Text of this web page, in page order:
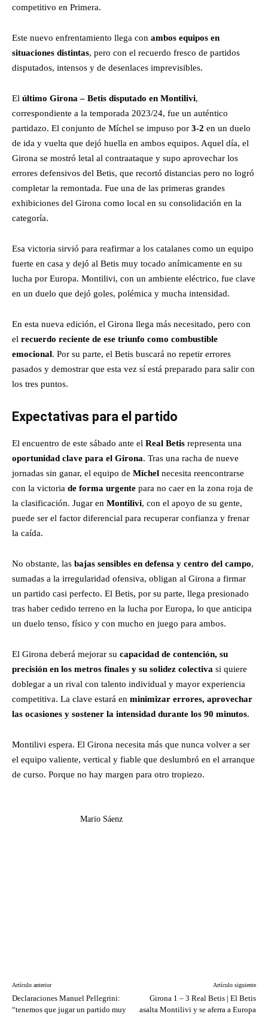
competitivo en Primera.
Este nuevo enfrentamiento llega con ambos equipos en
situaciones distintas, pero con el recuerdo fresco de partidos
disputados, intensos y de desenlaces imprevisibles.
El último Girona – Betis disputado en Montilivi,
correspondiente a la temporada 2023/24, fue un auténtico
partidazo. El conjunto de Míchel se impuso por 3-2 en un duelo
de ida y vuelta que dejó huella en ambos equipos. Aquel día, el
Girona se mostró letal al contraataque y supo aprovechar los
errores defensivos del Betis, que recortó distancias pero no logró
completar la remontada. Fue una de las primeras grandes
exhibiciones del Girona como local en su consolidación en la
categoría.
Esa victoria sirvió para reafirmar a los catalanes como un equipo
fuerte en casa y dejó al Betis muy tocado anímicamente en su
lucha por Europa. Montilivi, con un ambiente eléctrico, fue clave
en un duelo que dejó goles, polémica y mucha intensidad.
En esta nueva edición, el Girona llega más necesitado, pero con
el recuerdo reciente de ese triunfo como combustible
emocional. Por su parte, el Betis buscará no repetir errores
pasados y demostrar que esta vez sí está preparado para salir con
los tres puntos.
Expectativas para el partido
El encuentro de este sábado ante el Real Betis representa una
oportunidad clave para el Girona. Tras una racha de nueve
jornadas sin ganar, el equipo de Míchel necesita reencontrarse
con la victoria de forma urgente para no caer en la zona roja de
la clasificación. Jugar en Montilivi, con el apoyo de su gente,
puede ser el factor diferencial para recuperar confianza y frenar
la caída.
No obstante, las bajas sensibles en defensa y centro del campo,
sumadas a la irregularidad ofensiva, obligan al Girona a firmar
un partido casi perfecto. El Betis, por su parte, llega presionado
tras haber cedido terreno en la lucha por Europa, lo que anticipa
un duelo tenso, físico y con mucho en juego para ambos.
El Girona deberá mejorar su capacidad de contención, su
precisión en los metros finales y su solidez colectiva si quiere
doblegar a un rival con talento individual y mayor experiencia
competitiva. La clave estará en minimizar errores, aprovechar
las ocasiones y sostener la intensidad durante los 90 minutos.
Montilivi espera. El Girona necesita más que nunca volver a ser
el equipo valiente, vertical y fiable que deslumbró en el arranque
de curso. Porque no hay margen para otro tropiezo.
Mario Sáenz
Artículo anterior
Declaraciones Manuel Pellegrini:
“tenemos que jugar un partido muy
Artículo siguiente
Girona 1 – 3 Real Betis | El Betis
asalta Montilivi y se aferra a Europa